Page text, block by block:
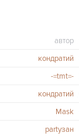
автор
кондратий
-=tmt=-
кондратий
Mask
partyзан